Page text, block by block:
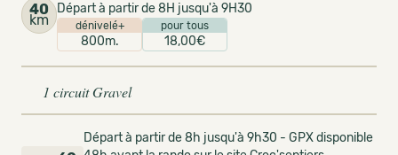
40
km
Départ à partir de 8H jusqu'à 9H30
dénivelé+
800m.
pour tous
18,00€
1 circuit Gravel
Départ à partir de 8h jusqu'à 9h30 - GPX disponible